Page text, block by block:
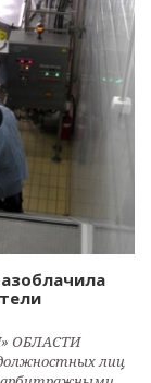
ОБЛАСТИ
лиц